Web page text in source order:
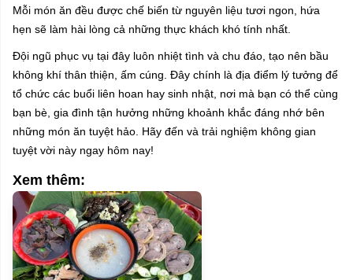
Mỗi món ăn đều được chế biến từ nguyên liệu tươi ngon, hứa
hẹn sẽ làm hài lòng cả những thực khách khó tính nhất.
Đội ngũ phục vụ tại đây luôn nhiệt tình và chu đáo, tạo nên bầu
không khí thân thiện, ấm cúng. Đây chính là địa điểm lý tưởng để
tổ chức các buổi liên hoan hay sinh nhật, nơi mà bạn có thể cùng
bạn bè, gia đình tận hưởng những khoảnh khắc đáng nhớ bên
những món ăn tuyệt hảo. Hãy đến và trải nghiệm không gian
tuyệt vời này ngay hôm nay!
Xem thêm: